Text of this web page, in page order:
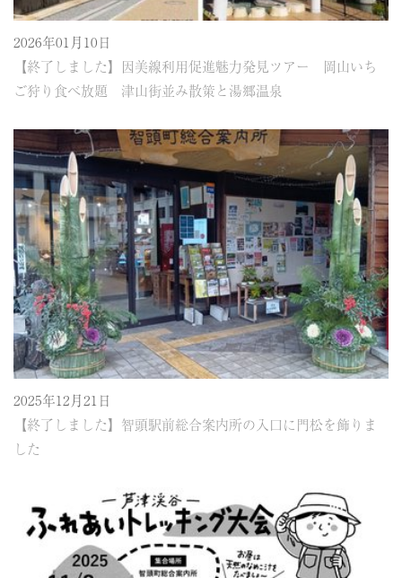
2026年01月10日
【終了しました】因美線利用促進魅力発見ツアー 岡山いち
ご狩り食べ放題 津山街並み散策と湯郷温泉
2025年12月21日
【終了しました】智頭駅前総合案内所の入口に門松を飾りま
した